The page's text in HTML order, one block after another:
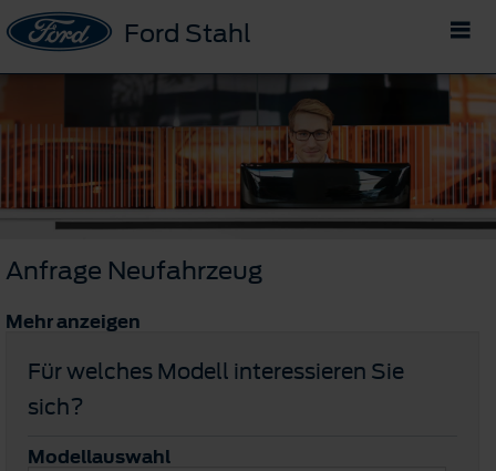
Ford Stahl
Anfrage Neufahrzeug
Mehr anzeigen
Für welches Modell interessieren Sie
sich?
Modellauswahl